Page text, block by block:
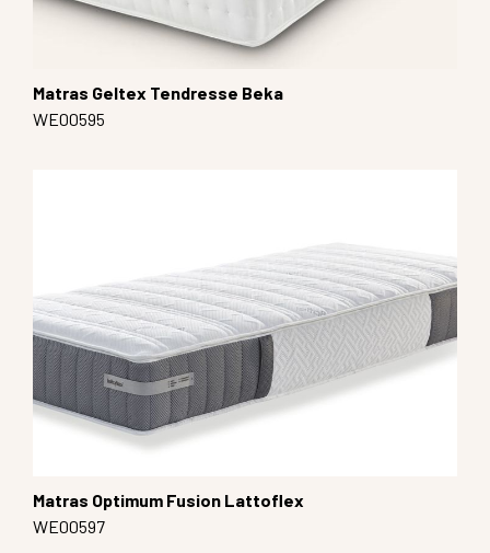
Matras Geltex Tendresse Beka
WE00595
Matras Optimum Fusion Lattoflex
WE00597